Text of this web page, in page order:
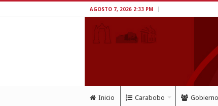
AGOSTO 7, 2026 2:33 PM
Inicio Carabobo